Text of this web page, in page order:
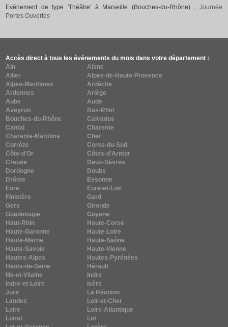
Evénement de type 'Théâtre' à Marseille (Bouches-du-Rhône) : Journée
Portes Ouvertes
Accès direct à tous les événements du mois dans votre département :
Ain
Aisne
Allier
Alpes-de-Haute-Provence
Alpes-Maritimes
Ardèche
Ardennes
Ariège
Aube
Aude
Aveyron
Bas-Rhin
Bouches-du-Rhône
Calvados
Cantal
Charente
Charente-Maritime
Cher
Corrèze
Corse-du-Sud
Côte-d'Or
Côtes-d'Armor
Creuse
Deux-Sèvres
Dordogne
Doubs
Drôme
Essonne
Eure
Eure-et-Loir
Finistère
Gard
Gers
Gironde
Guadeloupe
Guyane
Haut-Rhin
Haute-Corse
Haute-Garonne
Haute-Loire
Haute-Marne
Haute-Saône
Haute-Savoie
Haute-Vienne
Hautes-Alpes
Hautes-Pyrénées
Hauts-de-Seine
Hérault
Ille-et-Vilaine
Indre
Indre-et-Loire
Isère
Jura
La Réunion
Landes
Loir-et-Cher
Loire
Loire-Atlantique
Loiret
Lot